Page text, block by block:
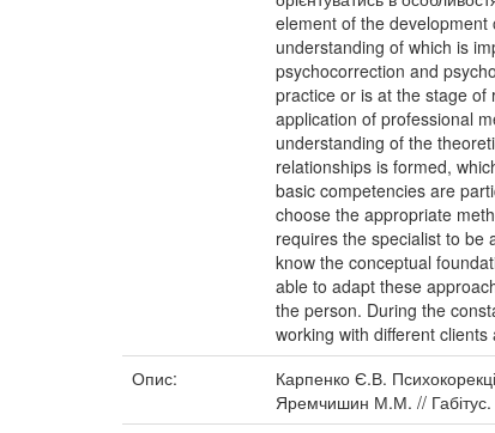
element of the
understanding of which is
psychocorrection and
practice or is at the stage
application of professional
understanding of the
relationships is formed,
basic competencies are
choose the appropriate
requires the specialist to be
know the conceptual
able to adapt these
the person. During the
working with different
Опис:
Карпенко Є.В.
Яремчишин М.М. //